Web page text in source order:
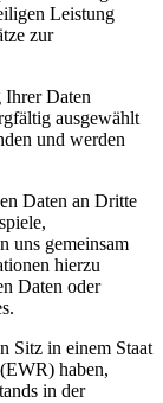
Leistung
zur
Ihrer Daten
ausgewählt
und werden
Daten an Dritte
uns gemeinsam
hierzu
Daten oder
Sitz in einem Staat
haben,
in der